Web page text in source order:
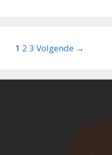
Berichtnavigatie
1 2 3 Volgende →